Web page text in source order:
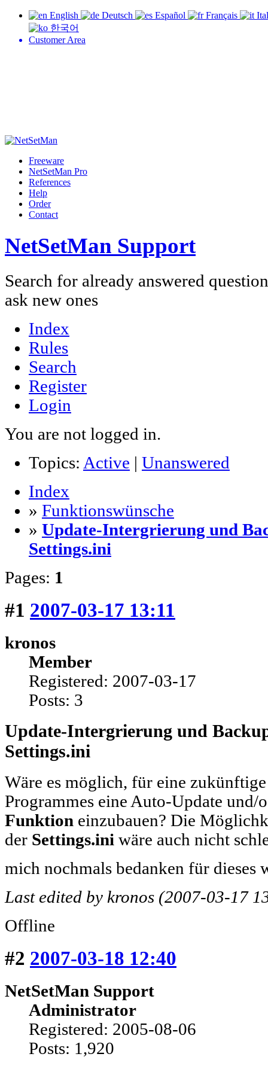
English Deutsch Español Français
한국어
Customer Area
Freeware
NetSetMan Pro
References
Help
Order
Contact
NetSetMan Support
Search for already answered
ask new ones
Index
Rules
Search
Register
Login
You are not logged in.
Topics: Active | Unanswered
Index
» Funktionswünsche
» Update-Intergrierung und
Settings.ini
Pages: 1
#1 2007-03-17 13:11
kronos
Member
Registered: 2007-03-17
Posts: 3
Update-Intergrierung und
Settings.ini
Wäre es möglich, für eine
Programmes eine Auto-Update und/
Funktion einzubauen? Die
der Settings.ini wäre auch nicht
mich nochmals bedanken für
Last edited by kronos (2007-03-17
Offline
#2 2007-03-18 12:40
NetSetMan Support
Administrator
Registered: 2005-08-06
Posts: 1,920